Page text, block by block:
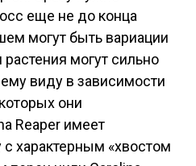
еще не до конца
могут быть вариации
могут сильно
виду в зависимости
они
Reaper имеет
характерным «хвостом